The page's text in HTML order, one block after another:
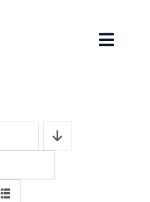
Toggle